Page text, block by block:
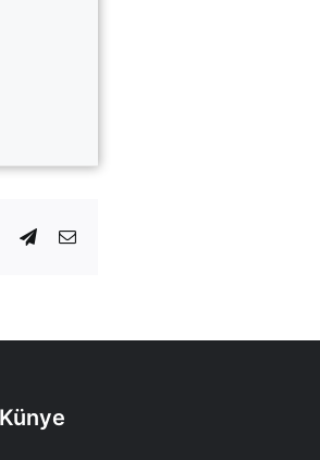
WhatsApp
Telegram
E-
Künye